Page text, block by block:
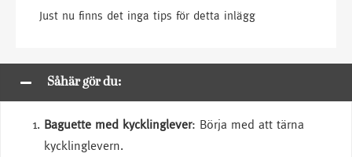
Just nu finns det inga tips för detta inlägg
Såhär gör du:
Baguette med kycklinglever: Börja med att tärna
kycklinglevern.